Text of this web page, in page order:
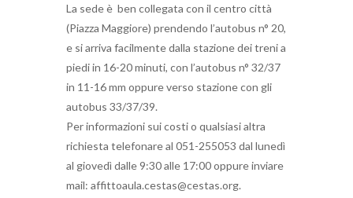
La sede è ben collegata con il centro città
(Piazza Maggiore) prendendo l’autobus n° 20,
e si arriva facilmente dalla stazione dei treni a
piedi in 16-20 minuti, con l’autobus n° 32/37
in 11-16 mm oppure verso stazione con gli
autobus 33/37/39.
Per informazioni sui costi o qualsiasi altra
richiesta telefonare al 051-255053 dal lunedì
al giovedì dalle 9:30 alle 17:00 oppure inviare
mail: affittoaula.cestas@cestas.org.